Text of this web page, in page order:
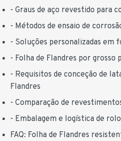
- Graus de aço revestido para
- Métodos de ensaio de
- Soluções personalizadas em
- Folha de Flandres por grosso
- Requisitos de conceção de
Flandres
- Comparação de
- Embalagem e logística de
FAQ: Folha de Flandres